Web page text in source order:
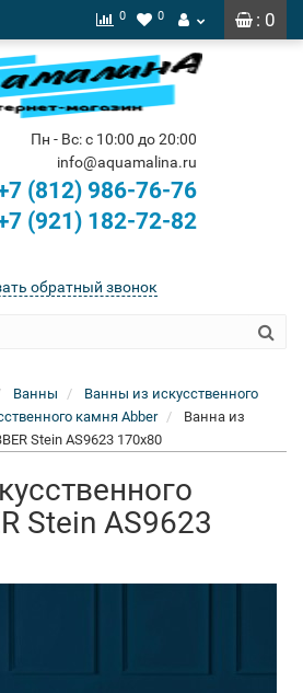
: 0
0 0
Пн - Вс: с 10:00 до 20:00
info@aquamalina.ru
(812) 986-76-76
(921) 182-72-82
обратный звонок
Ванны
Ванны из искусственного
камня Abber
Ванна из
Stein AS9623 170x80
Stein AS9623